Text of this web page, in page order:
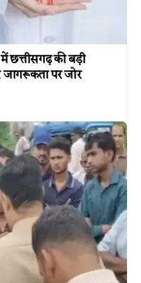
छत्तीसगढ़ की बड़ी
पर जोर